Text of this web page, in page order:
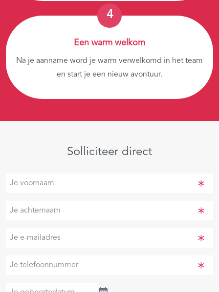
Een warm welkom
Na je aanname word je warm verwelkomd in het team
en start je een nieuw avontuur.
Solliciteer direct
Je
Je
Je
(Vereist)
Je
Je